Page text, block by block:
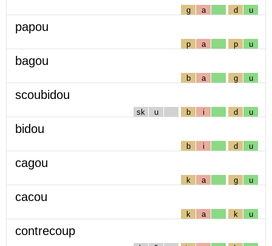
g a d u
papou
p a p u
bagou
b a g u
scoubidou
sk u b i d u
bidou
b i d u
cagou
k a g u
cacou
k a k u
contrecoup